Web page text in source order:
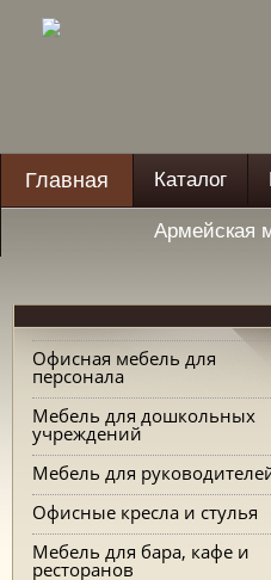
Главная Каталог
Армейская
Офисная мебель для
персонала
Мебель для дошкольных
учреждений
Мебель для
Офисные кресла и стулья
Мебель для бара, кафе и
ресторанов